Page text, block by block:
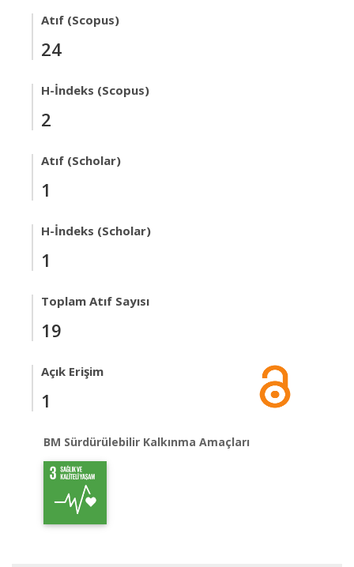
Atıf (Scopus)
24
H-İndeks (Scopus)
2
Atıf (Scholar)
1
H-İndeks (Scholar)
1
Toplam Atıf Sayısı
19
Açık Erişim
1
BM Sürdürülebilir Kalkınma Amaçları